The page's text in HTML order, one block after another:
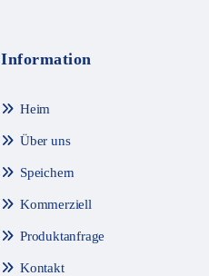
Information
Heim
Über uns
Speichern
Kommerziell
Produktanfrage
Kontakt